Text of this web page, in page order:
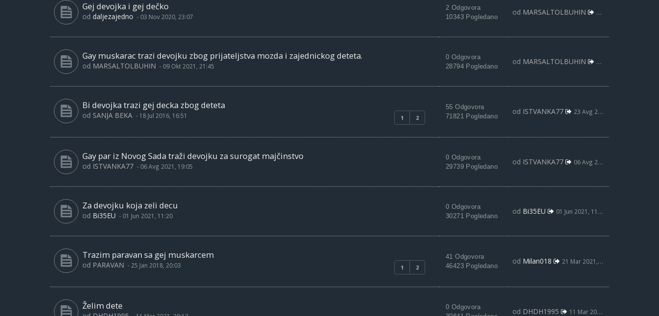
Gej devojka i gej dečko
od daljezajedno - 03 Nov 2020, 23:07
2 Odgovora
10343 Pogledano
od MARSALTOLBUHIN 09 Okt 2021, 23:33
Gay muskarac trazi devojku zbog prijateljstva mozda i zajednickog deteta.
od MARSALTOLBUHIN - 09 Okt 2021, 21:45
0 Odgovora
28794 Pogledano
od MARSALTOLBUHIN 09 Okt 2021, 21:45
Bi devojka trazi gej decka zbog deteta
1 2
od SANJA BEKA - 18 Jul 2016, 16:51
55 Odgovora
71821 Pogledano
od ISTVANKA77 23 Avg 2021, 03:55
Gay par iz Novog Sada traži devojku za surogat majčinstvo
od ISTVANKA77 - 06 Avg 2021, 19:05
0 Odgovora
29739 Pogledano
od ISTVANKA77 06 Avg 2021, 19:05
Za devojku koja zeli decu
od Bi35EU - 01 Jun 2021, 11:20
0 Odgovora
30271 Pogledano
od Bi35EU 01 Jun 2021, 11:20
Trazim paravan sa gej muskarcem
1 2
od PARAVAN - 25 Jan 2018, 20:03
41 Odgovora
46423 Pogledano
od Milan018 21 Mar 2021, 23:33
Želim dete
0 Odgovora
od DHDH1995 11 Mar 2021, 20:13